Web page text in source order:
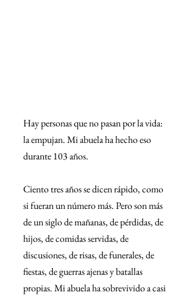
Hay personas que no pasan por la vida:
la empujan. Mi abuela ha hecho eso
durante 103 años.
Ciento tres años se dicen rápido, como
si fueran un número más. Pero son más
de un siglo de mañanas, de pérdidas, de
hijos, de comidas servidas, de
discusiones, de risas, de funerales, de
fiestas, de guerras ajenas y batallas
propias. Mi abuela ha sobrevivido a casi